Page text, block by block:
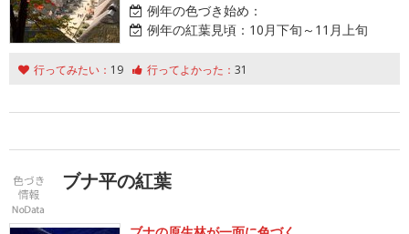
例年の色づき始め：
例年の紅葉見頃： 10月下旬～11月上旬
行ってみたい： 19 行ってよかった： 31
ブナ平の紅葉